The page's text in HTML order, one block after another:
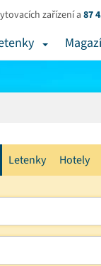
zařízení a87
Letenky Hotely